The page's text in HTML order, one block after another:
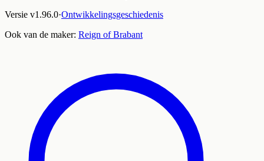
Versie v1.96.0·Ontwikkelingsgeschiedenis
Ook van de maker: Reign of Brabant